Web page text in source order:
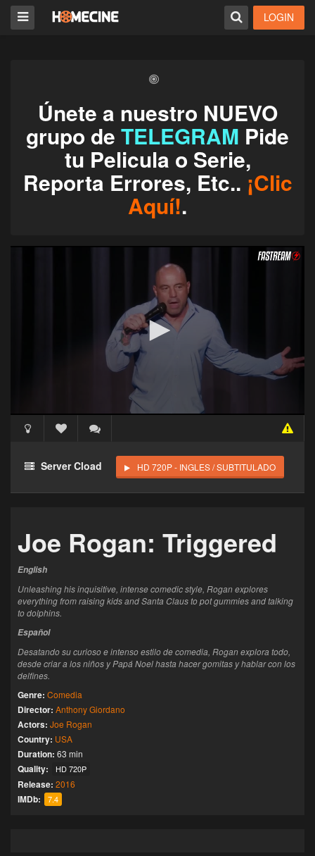
LOGIN
Únete a nuestro NUEVO
grupo de TELEGRAM Pide
tu Pelicula o Serie,
Reporta Errores, Etc.. ¡Clic
Aquí!.
Haz clic 3 veces en el botón para desbloquear este
reproductor
Clics: 0/3
El acceso expira en 1 hora
Server Cload HD 720P - INGLES / SUBTITULADO
Joe Rogan: Triggered
English
Unleashing his inquisitive, intense comedic style, Rogan explores
everything from raising kids and Santa Claus to pot gummies and talking
to dolphins.
Español
Desatando su curioso e intenso estilo de comedia, Rogan explora todo,
desde criar a los niños y Papá Noel hasta hacer gomitas y hablar con los
delfines.
Genre: Comedia
Director: Anthony Giordano
Actors: Joe Rogan
Country: USA
Duration: 63 min
Quality: HD 720P
Release: 2016
IMDb: 7.4